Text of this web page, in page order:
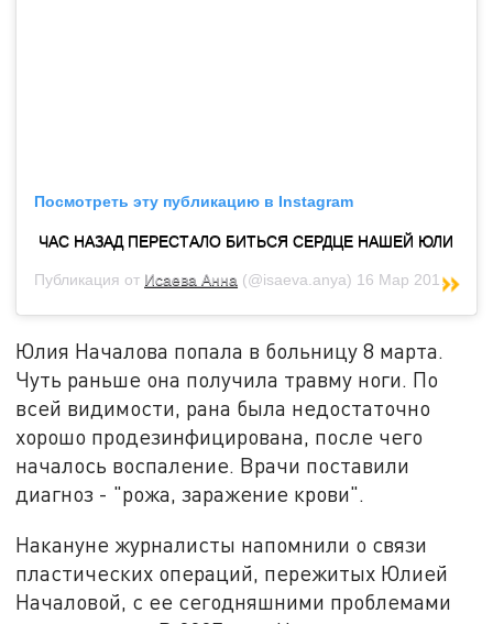
Посмотреть эту публикацию в Instagram
ЧАС НАЗАД ПЕРЕСТАЛО БИТЬСЯ СЕРДЦЕ НАШЕЙ ЮЛИ
Публикация от Исаева Анна (@isaeva.anya) 16 Мар 2019 в 9:45 PDT
Юлия Началова попала в больницу 8 марта.
Чуть раньше она получила травму ноги. По
всей видимости, рана была недостаточно
хорошо продезинфицирована, после чего
началось воспаление. Врачи поставили
диагноз - "рожа, заражение крови".
Накануне журналисты напомнили о связи
пластических операций, пережитых Юлией
Началовой, с ее сегодняшними проблемами